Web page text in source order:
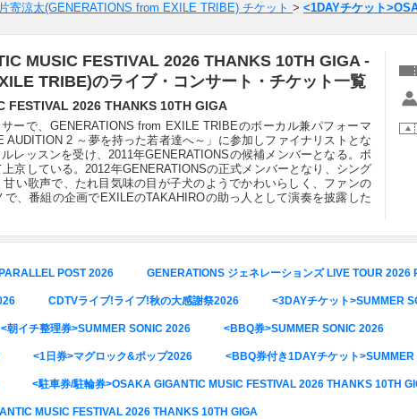
片寄涼太(GENERATIONS from EXILE TRIBE) チケット > <1DAYチケット
MUSIC FESTIVAL 2026 THANKS 10TH GIGA -
TRIBE)のライブ・コンサート・チケット一覧
FESTIVAL 2026 THANKS 10TH GIGA
ーで、GENERATIONS from EXILE TRIBEのボーカル兼パフォーマ
AUDITION 2 ～夢を持った若者達へ～」に参加しファイナリストとな
レッスンを受け、2011年GENERATIONSの候補メンバーとなる。ボ
京している。2012年GENERATIONSの正式メンバーとなり、シング
い歌声で、たれ目気味の目が子犬のようでかわいらしく、ファンの
、番組の企画でEXILEのTAKAHIROの助っ人として演奏を披露した
POST 2026 GENERATIONS ジェネレーションズ LIVE TOUR 2026
CDTVライブ!ライブ!秋の大感謝祭2026 <3DAYチケット>SUMMER
<朝イチ整理券>SUMMER SONIC 2026 <BBQ券>SUMMER SONIC 2026
<1日券>マグロック&ポップ2026 <BBQ券付き1DAYチケット
<駐車券/駐輪券>OSAKA GIGANTIC MUSIC FESTIVAL 2026 THANKS 10TH
MUSIC FESTIVAL 2026 THANKS 10TH GIGA